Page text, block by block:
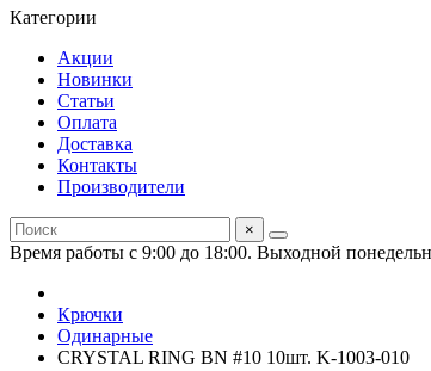
Категории
Акции
Новинки
Статьи
Оплата
Доставка
Контакты
Производители
×
Время работы с 9:00 до 18:00. Выходной
Крючки
Одинарные
CRYSTAL RING BN #10 10шт. K-1003-010